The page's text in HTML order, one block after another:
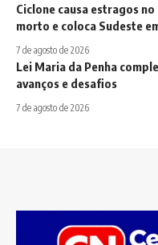
Ciclone causa estragos no
morto e coloca Sudeste
7 de agosto de 2026
Lei Maria da Penha
avanços e desafios
7 de agosto de 2026